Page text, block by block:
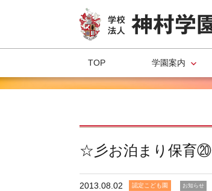
TOP 学園案内
☆彡お泊まり保育⑳
2013.08.02 認定こども園 お知らせ